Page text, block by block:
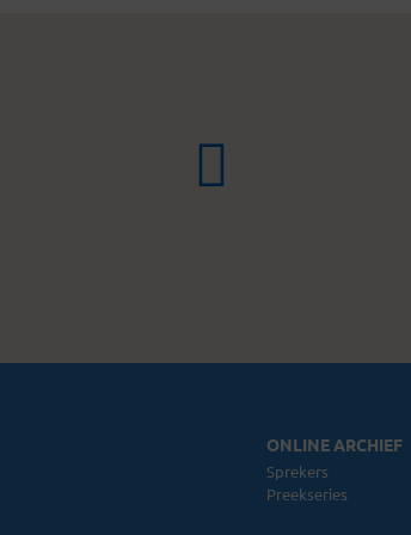
ONLINE ARCHIEF
Sprekers
Preekseries